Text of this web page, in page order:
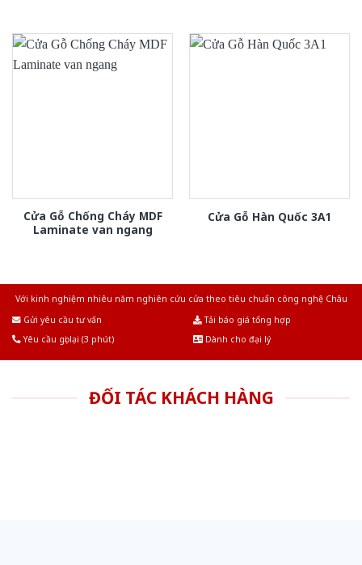
Cửa Gỗ Chống Cháy MDF
Laminate van ngang
Cửa Gỗ Hàn Quốc 3A1
Với kinh nghiệm nhiêu năm nghiên cứu cửa theo tiêu chuẩn công nghệ Châu
Gửi yêu cầu tư vấn
Tải báo giá tổng hợp
Yêu cầu gọi lại (3 phút)
Dành cho đại lý
ĐỐI TÁC KHÁCH HÀNG